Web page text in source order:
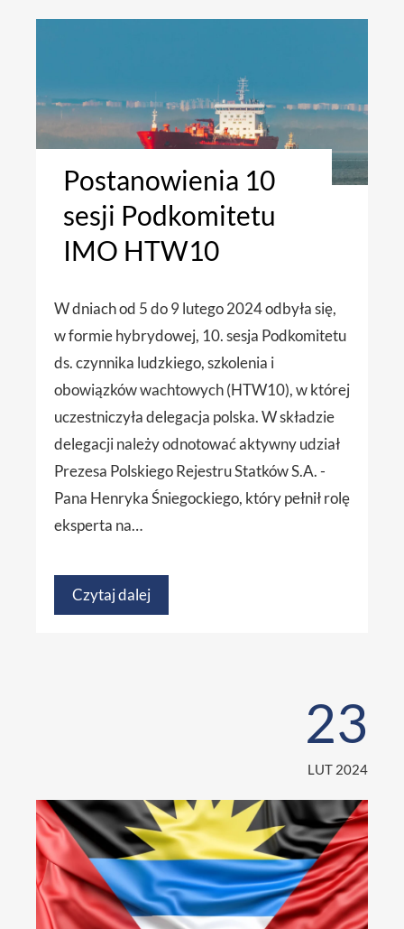
Postanowienia 10
sesji Podkomitetu
IMO HTW10
W dniach od 5 do 9 lutego 2024 odbyła się,
w formie hybrydowej, 10. sesja Podkomitetu
ds. czynnika ludzkiego, szkolenia i
obowiązków wachtowych (HTW10), w której
uczestniczyła delegacja polska. W składzie
delegacji należy odnotować aktywny udział
Prezesa Polskiego Rejestru Statków S.A. -
Pana Henryka Śniegockiego, który pełnił rolę
eksperta na…
Czytaj dalej
23
LUT 2024